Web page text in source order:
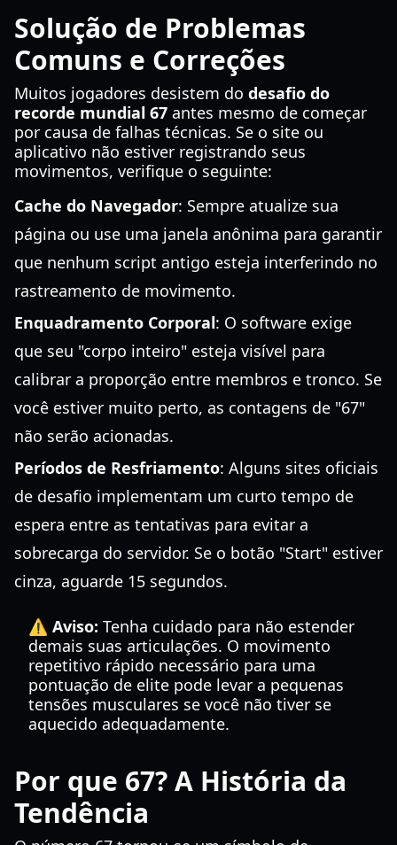
Solução de Problemas
Comuns e Correções
Muitos jogadores desistem do desafio do
recorde mundial 67 antes mesmo de começar
por causa de falhas técnicas. Se o site ou
aplicativo não estiver registrando seus
movimentos, verifique o seguinte:
Cache do Navegador: Sempre atualize sua
página ou use uma janela anônima para garantir
que nenhum script antigo esteja interferindo no
rastreamento de movimento.
Enquadramento Corporal: O software exige
que seu "corpo inteiro" esteja visível para
calibrar a proporção entre membros e tronco. Se
você estiver muito perto, as contagens de "67"
não serão acionadas.
Períodos de Resfriamento: Alguns sites oficiais
de desafio implementam um curto tempo de
espera entre as tentativas para evitar a
sobrecarga do servidor. Se o botão "Start" estiver
cinza, aguarde 15 segundos.
⚠️ Aviso: Tenha cuidado para não estender
demais suas articulações. O movimento
repetitivo rápido necessário para uma
pontuação de elite pode levar a pequenas
tensões musculares se você não tiver se
aquecido adequadamente.
Por que 67? A História da
Tendência